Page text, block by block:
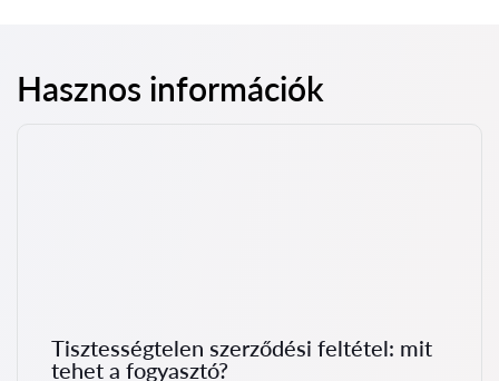
Hasznos információk
Tisztességtelen szerződési feltétel: mit
tehet a fogyasztó?